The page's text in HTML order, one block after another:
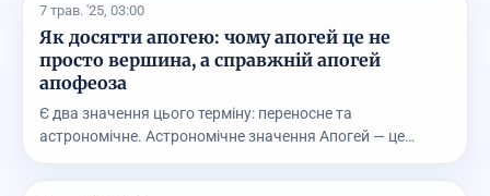
7 трав. '25, 03:00
Як досягти апогею: чому апогей це не
просто вершина, а справжній апогей
апофеоза
Є два значення цього терміну: переносне та
астрономічне. Астрономічне значення Апогей — це